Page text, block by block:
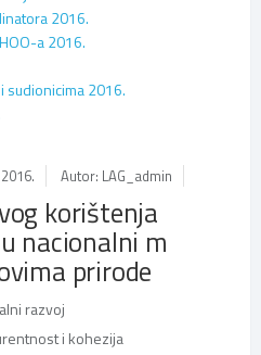
2016.
a 2016.
sudionicima 2016.
Autor: LAG_admin
korištenja
nacionalni m
prirode
razvoj
i kohezija